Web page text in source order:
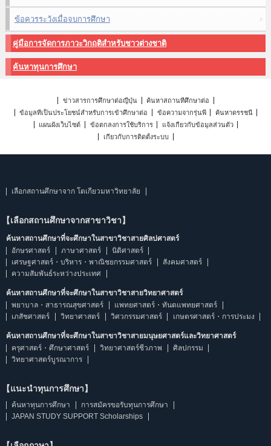
ข้อควรระวังเมื่อจบการศึกษา
คู่มือการจัดการภาวะวิกฤติสำหรับชาวต่างชาติ
ค้นหาทุนการศึกษา
ข่าวสารการศึกษาต่อญี่ปุ่น
ค้นหาสถานที่ศึกษาต่อ
ข้อมูลที่เป็นประโยชน์สำหรับการเข้าศึกษาต่อ
ข้อความจากรุ่นพี่
ค้นหาดรรชนี
แผนผังเว็บไซต์
ข้อตกลงการใช้บริการ
แจ้งเกี่ยวกับข้อมูลส่วนตัว
เกี่ยวกับการติดตั้งระบบ
เลือกสถานศึกษาจาก โตเกียวมหาวิทยาลัย
【เลือกสถานศึกษาจากสาขาวิชา】
ค้นหาสถานศึกษาที่จะศึกษาในสาขาวิชาสายศิลปศาสตร์
อักษรศาสตร์
ภาษาศาสตร์
นิติศาสตร์
เศรษฐศาสตร์・บริหาร・พาณิชยกรรมศาสตร์
สังคมศาสตร์
ความสัมพันธ์ระหว่างประเทศ
ค้นหาสถานศึกษาที่จะศึกษาในสาขาวิชาสายวิทยาศาสตร์
พยาบาล・สาธารณสุขศาสตร์
แพทยศาสตร์・ทันตแพทยศาสตร์
เภสัชศาสตร์
วิทยาศาสตร์ วิศวกรรมศาสตร์ เกษตรศาสตร์・การประมง
ค้นหาสถานศึกษาที่จะศึกษาในสาขาวิชาสายมนุษยศาสตร์และวิทยาศาสตร์
ครุศาสตร์・ศึกษาศาสตร์
วิทยาศาสตร์ชีวภาพ
ศิลปกรรม
วิทยาศาสตร์บูรณาการ
【แนะนำทุนการศึกษา】
ค้นหาทุนการศึกษา
การสมัครขอรับทุนการศึกษา
JAPAN STUDY SUPPORT Scholarships